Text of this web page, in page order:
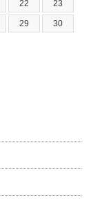
22 23
29 30